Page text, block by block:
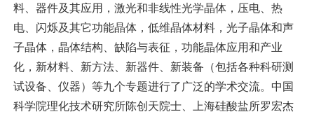
料、器件及其应用，激光和非线性光学晶体，压电、热
电、闪烁及其它功能晶体，低维晶体材料，光子晶体和声
子晶体，晶体结构、缺陷与表征，功能晶体应用和产业
化，新材料、新方法、新器件、新装备（包括各种科研测
试设备、仪器）等九个专题进行了广泛的学术交流。中国
科学院理化技术研究所陈创天院士、上海硅酸盐所罗宏杰